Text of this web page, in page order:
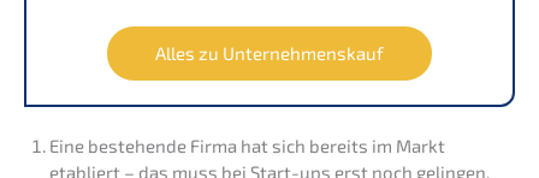
Alles zu Unternehmenskauf
Eine bestehen­de Firma hat sich bereits im Markt
etabliert – das muss bei Start-ups erst noch gelingen.